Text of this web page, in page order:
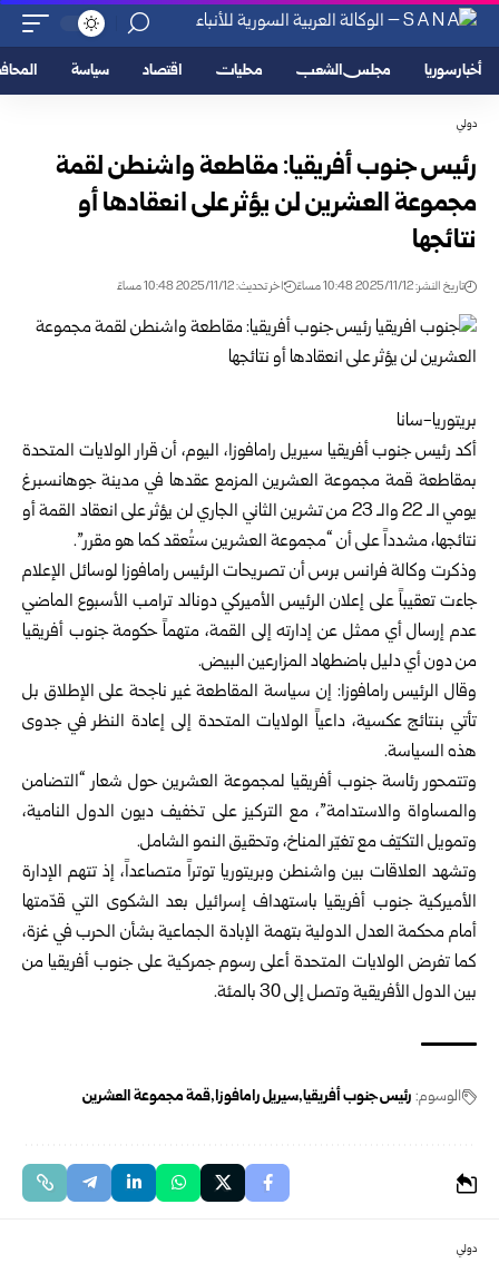
أخبار سوريا مجلس الشعب محليات اقتصاد سياسة
دولي
رئيس جنوب أفريقيا: مقاطعة واشنطن لقمة
مجموعة العشرين لن يؤثر على انعقادها أو
نتائجها
تاريخ النشر: 2025/11/12 10:48 مساءً اخر تحديث: 2025/11/12 10:48 مساءً
بريتوريا-سانا
أكد رئيس جنوب أفريقيا سيريل رامافوزا، اليوم، أن قرار الولايات المتحدة
بمقاطعة قمة مجموعة العشرين المزمع عقدها في مدينة جوهانسبرغ
يومي الـ 22 والـ 23 من تشرين الثاني الجاري لن يؤثر على انعقاد القمة أو
نتائجها، مشدداً على أن “مجموعة العشرين ستُعقد كما هو مقرر”.
وذكرت وكالة فرانس برس أن تصريحات الرئيس رامافوزا لوسائل الإعلام
جاءت تعقيباً على إعلان الرئيس الأميركي دونالد ترامب الأسبوع الماضي
عدم إرسال أي ممثل عن إدارته إلى القمة، متهماً حكومة جنوب أفريقيا
من دون أي دليل باضطهاد المزارعين البيض.
وقال الرئيس رامافوزا: إن سياسة المقاطعة غير ناجحة على الإطلاق بل
تأتي بنتائج عكسية، داعياً الولايات المتحدة إلى إعادة النظر في جدوى
هذه السياسة.
وتتمحور رئاسة جنوب أفريقيا لمجموعة العشرين حول شعار “التضامن
والمساواة والاستدامة”، مع التركيز على تخفيف ديون الدول النامية،
وتمويل التكيّف مع تغيّر المناخ، وتحقيق النمو الشامل.
وتشهد العلاقات بين واشنطن وبريتوريا توتراً متصاعداً، إذ تتهم الإدارة
الأميركية جنوب أفريقيا باستهداف إسرائيل بعد الشكوى التي قدّمتها
أمام محكمة العدل الدولية بتهمة الإبادة الجماعية بشأن الحرب في غزة،
كما تفرض الولايات المتحدة أعلى رسوم جمركية على جنوب أفريقيا من
بين الدول الأفريقية وتصل إلى 30 بالمئة.
الوسوم: رئيس جنوب أفريقيا سيريل رامافوزا قمة مجموعة العشرين
دولي